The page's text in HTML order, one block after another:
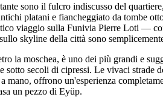
sono il fulcro indiscusso del
platani e fiancheggiato da tombe
viaggio sulla Funivia Pierre Loti —
skyline della città sono
la moschea, è uno dei più grandi e
sotto secoli di cipressi. Le vivaci strade
offrono un'esperienza
un pezzo di Eyüp.